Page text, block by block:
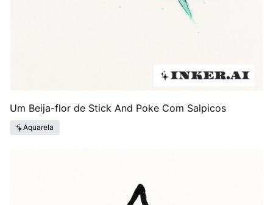
Um Beija-flor de Stick And Poke Com Salpicos
Aquarela